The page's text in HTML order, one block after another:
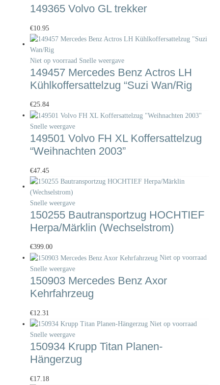
149365 Volvo GL trekker
€10.95
Niet op voorraad Snelle weergave
149457 Mercedes Benz Actros LH
Kühlkoffersattelzug “Suzi Wan/Rig
€25.84
Snelle weergave
149501 Volvo FH XL Koffersattelzug
“Weihnachten 2003”
€47.45
Snelle weergave
150255 Bautransportzug HOCHTIEF
Herpa/Märklin (Wechselstrom)
€399.00
Niet op voorraad
Snelle weergave
150903 Mercedes Benz Axor
Kehrfahrzeug
€12.31
Niet op voorraad
Snelle weergave
150934 Krupp Titan Planen-
Hängerzug
€17.18